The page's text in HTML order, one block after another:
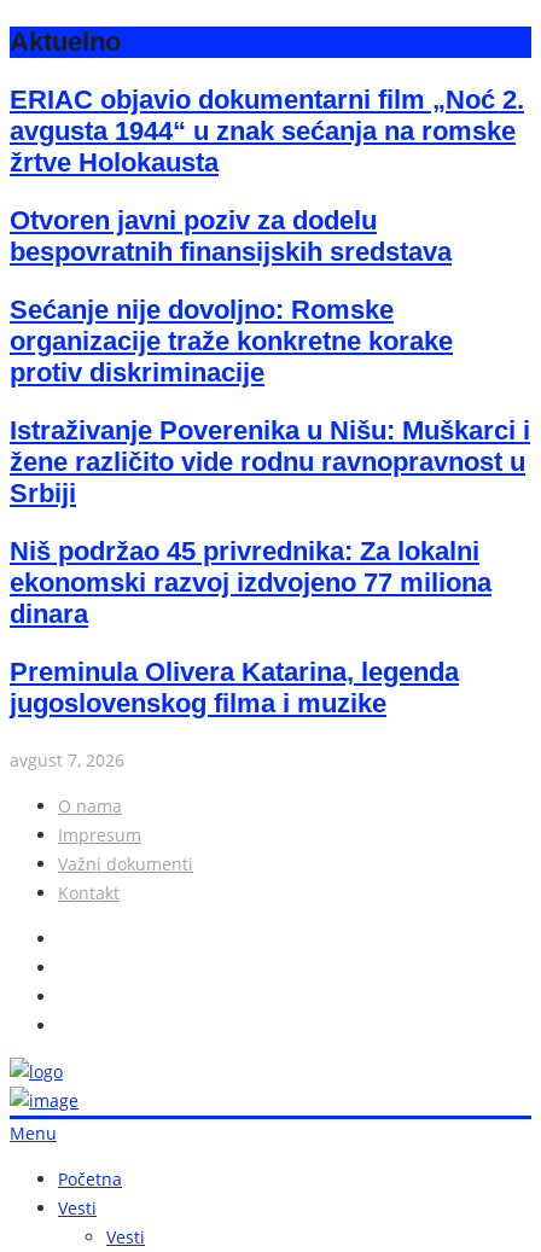
Aktuelno
ERIAC objavio dokumentarni film „Noć 2.
avgusta 1944“ u znak sećanja na romske
žrtve Holokausta
Otvoren javni poziv za dodelu
bespovratnih finansijskih sredstava
Sećanje nije dovoljno: Romske
organizacije traže konkretne korake
protiv diskriminacije
Istraživanje Poverenika u Nišu: Muškarci i
žene različito vide rodnu ravnopravnost u
Srbiji
Niš podržao 45 privrednika: Za lokalni
ekonomski razvoj izdvojeno 77 miliona
dinara
Preminula Olivera Katarina, legenda
jugoslovenskog filma i muzike
avgust 7, 2026
O nama
Impresum
Važni dokumenti
Kontakt
Menu
Početna
Vesti
Vesti